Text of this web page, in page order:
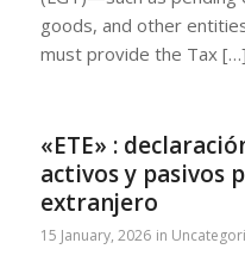
goods, and other
must provide the Tax […]
«ETE» :
activos y pasivos
extranjero
15 January, 2026 in